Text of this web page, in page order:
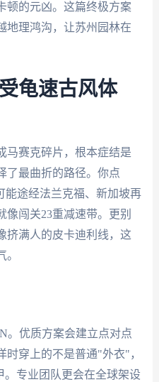
顿的元凶。这篇终极方案
地理鸿沟，让苏州园林在
龟速古风体
马赛克碎片，根本症结是
了最曲折的路径。你点
途经法兰克福、新加坡再
像闯关23重减速带。更别
挤满人的皮卡迪利线，这
。优质方案会建立点对点
穿上的不是普通"外衣"，
。专业团队更会在全球架设